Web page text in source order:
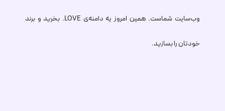
وب‌سایت شماست. همین امروز یه دامنه‌ی .LOVE بخرید و برند
خودتان را بسازید.